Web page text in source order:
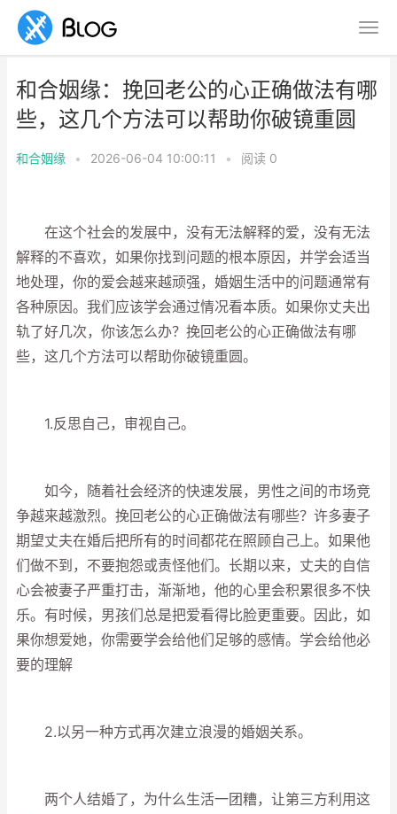
和合姻缘：挽回老公的心正确做法有哪
些，这几个方法可以帮助你破镜重圆
和合姻缘 • 2026-06-04 10:00:11 • 阅读 0
在这个社会的发展中，没有无法解释的爱，没有无法
解释的不喜欢，如果你找到问题的根本原因，并学会适当
地处理，你的爱会越来越顽强，婚姻生活中的问题通常有
各种原因。我们应该学会通过情况看本质。如果你丈夫出
轨了好几次，你该怎么办？挽回老公的心正确做法有哪
些，这几个方法可以帮助你破镜重圆。
1.反思自己，审视自己。
如今，随着社会经济的快速发展，男性之间的市场竞
争越来越激烈。挽回老公的心正确做法有哪些？许多妻子
期望丈夫在婚后把所有的时间都花在照顾自己上。如果他
们做不到，不要抱怨或责怪他们。长期以来，丈夫的自信
心会被妻子严重打击，渐渐地，他的心里会积累很多不快
乐。有时候，男孩们总是把爱看得比脸更重要。因此，如
果你想爱她，你需要学会给他们足够的感情。学会给他必
要的理解
2.以另一种方式再次建立浪漫的婚姻关系。
两个人结婚了，为什么生活一团糟，让第三方利用这